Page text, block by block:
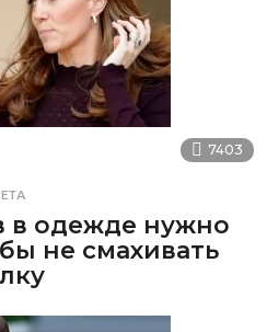
7403
в одежде нужно
не смахивать